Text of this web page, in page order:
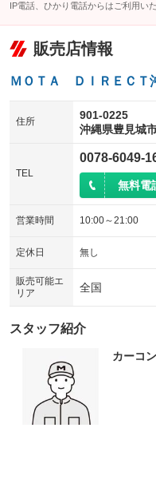
IP電話、ひかり電話からはご利用い
販売店情報
ＭＯＴＡ ＤＩＲＥＣＴ
住所
901-0225
沖縄県豊見城
TEL
0078-6049-
無料電
営業時間 10:00～21:00
定休日 無し
販売可能エ
リア
全国
スタッフ紹介
カーコ